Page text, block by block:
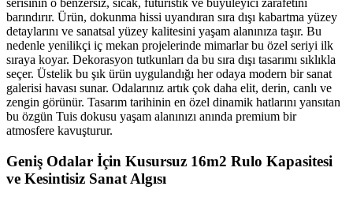
serisinin o benzersiz, sıcak, fütüristik ve büyüleyici zarafetini
barındırır. Ürün, dokunma hissi uyandıran sıra dışı kabartma yüzey
detaylarını ve sanatsal yüzey kalitesini yaşam alanınıza taşır. Bu
nedenle yenilikçi iç mekan projelerinde mimarlar bu özel seriyi ilk
sıraya koyar. Dekorasyon tutkunları da bu sıra dışı tasarımı sıklıkla
seçer. Üstelik bu şık ürün uygulandığı her odaya modern bir sanat
galerisi havası sunar. Odalarınız artık çok daha elit, derin, canlı ve
zengin görünür. Tasarım tarihinin en özel dinamik hatlarını yansıtan
bu özgün Tuis dokusu yaşam alanınızı anında premium bir
atmosfere kavuşturur.
Geniş Odalar İçin Kusursuz 16m2 Rulo Kapasitesi
ve Kesintisiz Sanat Algısı